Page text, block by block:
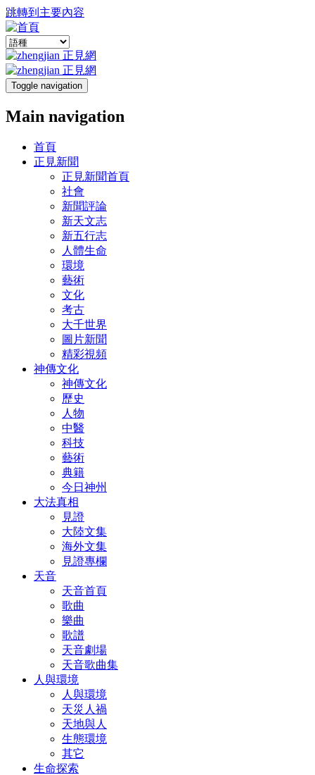
跳轉到主要內容
Toggle navigation
Main navigation
首頁
正見新聞
正見新聞首頁
社會
新聞評論
新天文志
新五行志
人體生命
環境
藝術
文化
考古
大千世界
圖片新聞
精彩視頻
神傳文化
神傳文化
歷史
人物
中醫
科技
藝術
典籍
今日神州
大法真相
見證
大陸文集
海外文集
見證專欄
天音
天音首頁
歌曲
樂曲
歌譜
天音劇場
天音歌曲集
人與環境
人與環境
天災人禍
天地與人
生態環境
其它
生命探索